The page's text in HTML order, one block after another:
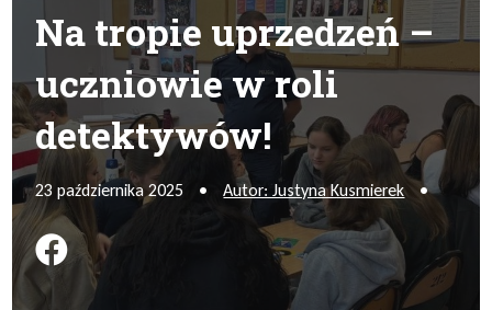
Na tropie uprzedzeń –
uczniowie w roli
detektywów!
23 października 2025 • Autor: Justyna Kusmierek •
Podziel się na FB